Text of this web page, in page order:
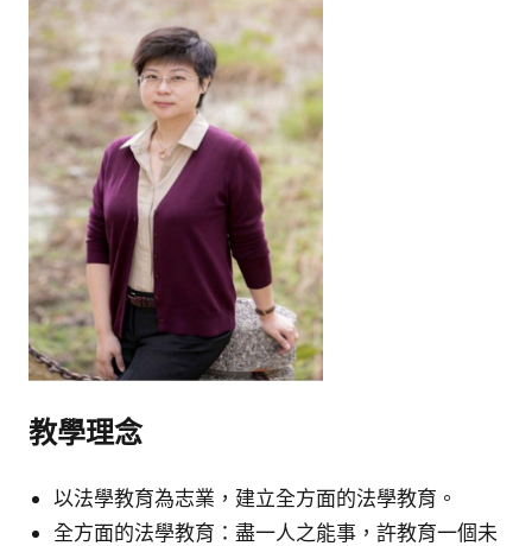
教學理念
以法學教育為志業，建立全方面的法學教育。
全方面的法學教育：盡一人之能事，許教育一個未